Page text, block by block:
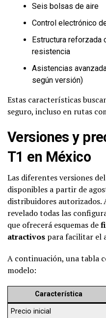
Seis bolsas de aire
Control electrónico
Estructura reforzada
resistencia
Asistencias
según versión)
Estas características
seguro, incluso en rutas
Versiones y
T1 en México
Las diferentes versiones
disponibles a partir de
distribuidores autorizados.
revelado todas las
que ofrecerá esquemas de
atractivos para facilitar el
A continuación, una tabla
modelo:
Característica
Precio inicial